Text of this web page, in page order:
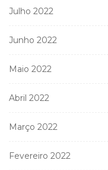
Julho 2022
Junho 2022
Maio 2022
Abril 2022
Março 2022
Fevereiro 2022